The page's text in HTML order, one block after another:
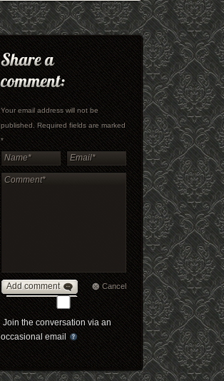
Your email address will not be
published. Required fields are marked
*
Add comment Cancel
Join the conversation via an
occasional email